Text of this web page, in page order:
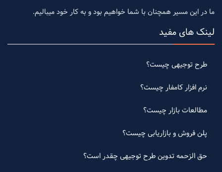
ما در این مسیر همچنان با شما خواهیم بود و به کار خود میبالیم.
لینک های مفید
طرح توجیهی چیست؟
نرم افزار کامفار چیست؟
مطالعات بازار چیست؟
پلن فروش و بازاریابی چیست؟
حق الزحمه تدوین طرح توجیهی چقدر است؟